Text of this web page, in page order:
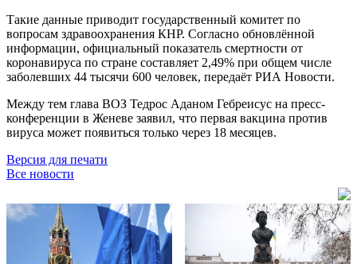
Такие данные приводит государственный комитет по
вопросам здравоохранения КНР. Согласно обновлённой
информации, официальный показатель смертности от
коронавируса по стране составляет 2,49% при общем числе
заболевших 44 тысячи 600 человек, передаёт РИА Новости.
Между тем глава ВОЗ Тедрос Аданом Гебреисус на пресс-
конференции в Женеве заявил, что первая вакцина против
вируса может появиться только через 18 месяцев.
Версия для печати
Все новости